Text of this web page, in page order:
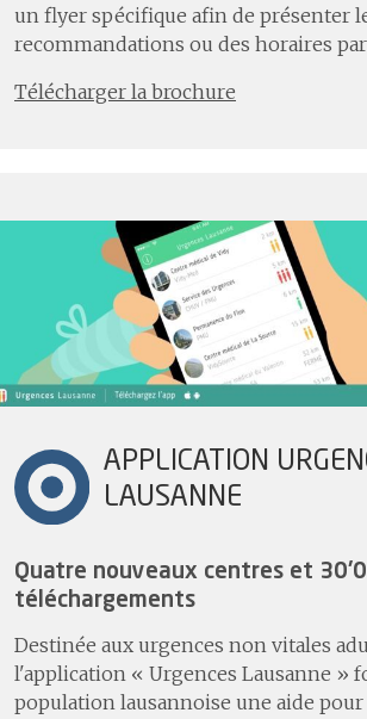
un flyer spécifique afin de présenter
recommandations ou des horaires
Télécharger la brochure
APPLICATION
LAUSANNE
Quatre nouveaux centres et
téléchargements
Destinée aux urgences non vitales
l'application « Urgences Lausanne »
population lausannoise une aide